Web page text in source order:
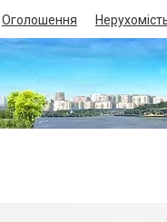
Оголошення